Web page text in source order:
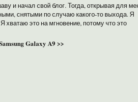
и начал свой блог. Тогда, открывая для
снятыми по случаю какого-то выхода. Я
это на мгновение, потому что это
Galaxy A9 >>